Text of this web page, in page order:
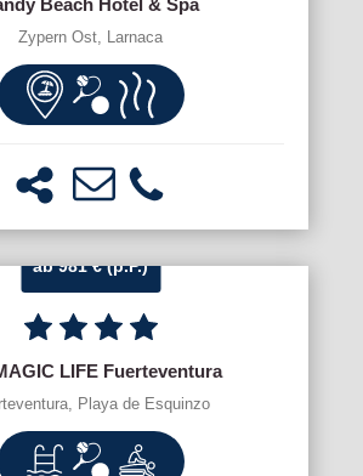
Beach Hotel & Spa
Zypern Ost, Larnaca
ab 981 € (p.P.)
LIFE Fuerteventura
Playa de Esquinzo